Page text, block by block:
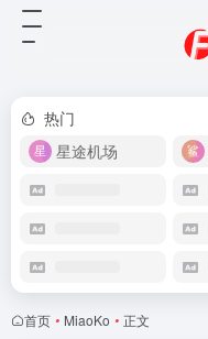
热门
星途机场
首页 • MiaoKo • 正文